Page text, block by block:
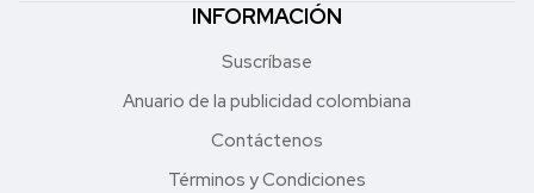
INFORMACIÓN
Suscríbase
Anuario de la publicidad colombiana
Contáctenos
Términos y Condiciones